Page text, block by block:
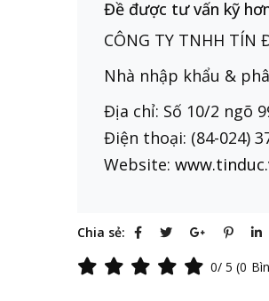
Đề được tư vấn kỹ
CÔNG TY TNHH TÍN
Nhà nhập khẩu &
Địa chỉ: Số 10/2 ngõ
Điện thoại: (84-024)
Website:
Chia sẻ:
0/ 5 (0